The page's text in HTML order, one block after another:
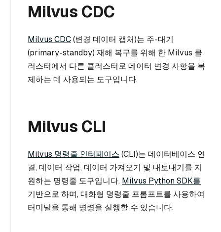
Milvus CDC
Milvus CDC(변경 데이터 캡처)는 주-대기
(primary-standby) 재해 복구를 위해 한 Milvus 클
러스터에서 다른 클러스터로 데이터 변경 사항을 복
제하는 데 사용되는 도구입니다.
Milvus CLI
Milvus 명령줄 인터페이스 (CLI)는 데이터베이스 연
결, 데이터 작업, 데이터 가져오기 및 내보내기를 지
원하는 명령줄 도구입니다. Milvus Python SDK를
기반으로 하며, 대화형 명령줄 프롬프트를 사용하여
터미널을 통해 명령을 실행할 수 있습니다.